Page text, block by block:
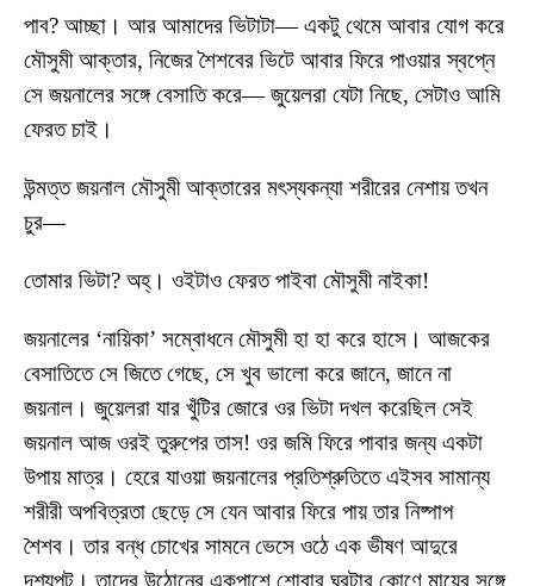
পাব? আচ্ছা। আর আমাদের ভিটাটা— একটু থেমে আবার যোগ করে
মৌসুমী আক্তার, নিজের শৈশবের ভিটে আবার ফিরে পাওয়ার স্বপ্নে
সে জয়নালের সঙ্গে বেসাতি করে— জুয়েলরা যেটা নিছে, সেটাও আমি
ফেরত চাই।
উন্মত্ত জয়নাল মৌসুমী আক্তারের মৎস্যকন্যা শরীরের নেশায় তখন
চুর—
তোমার ভিটা? অহ্। ওইটাও ফেরত পাইবা মৌসুমী নাইকা!
জয়নালের ‘নায়িকা’ সম্বোধনে মৌসুমী হা হা করে হাসে। আজকের
বেসাতিতে সে জিতে গেছে, সে খুব ভালো করে জানে, জানে না
জয়নাল। জুয়েলরা যার খুঁটির জোরে ওর ভিটা দখল করেছিল সেই
জয়নাল আজ ওরই তুরুপের তাস! ওর জমি ফিরে পাবার জন্য একটা
উপায় মাত্র। হেরে যাওয়া জয়নালের প্রতিশ্রুতিতে এইসব সামান্য
শরীরী অপবিত্রতা ছেড়ে সে যেন আবার ফিরে পায় তার নিষ্পাপ
শৈশব। তার বন্ধ চোখের সামনে ভেসে ওঠে এক ভীষণ আদুরে
দৃশ্যপট। তাদের উঠোনের একপাশে শোবার ঘরটার কোণে মায়ের সঙ্গে